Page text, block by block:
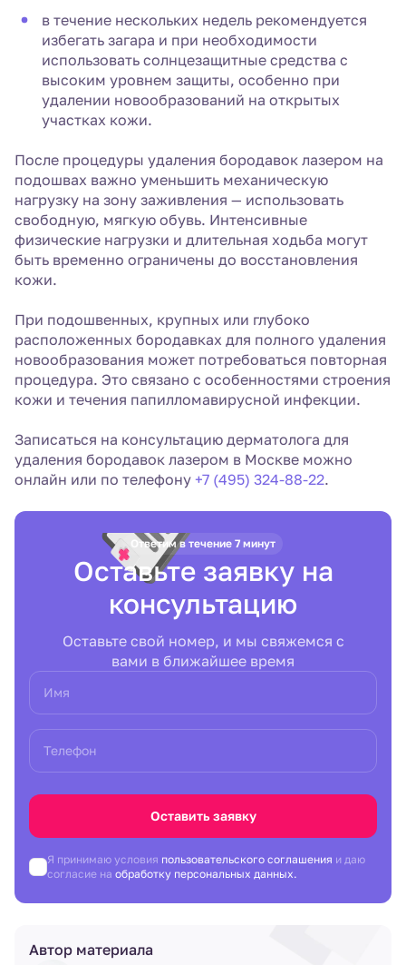
в течение нескольких недель рекомендуется
избегать загара и при необходимости
использовать солнцезащитные средства с
высоким уровнем защиты, особенно при
удалении новообразований на открытых
участках кожи.
После процедуры удаления бородавок лазером на
подошвах важно уменьшить механическую
нагрузку на зону заживления — использовать
свободную, мягкую обувь. Интенсивные
физические нагрузки и длительная ходьба могут
быть временно ограничены до восстановления
кожи.
При подошвенных, крупных или глубоко
расположенных бородавках для полного удаления
новообразования может потребоваться повторная
процедура. Это связано с особенностями строения
кожи и течения папилломавирусной инфекции.
Записаться на консультацию дерматолога для
удаления бородавок лазером в Москве можно
онлайн или по телефону +7 (495) 324-88-22.
Ответим в течение 7 минут
Оставьте заявку на
консультацию
Оставьте свой номер, и мы свяжемся с
вами в ближайшее время
Имя
Телефон
Оставить заявку
Я принимаю условия пользовательского соглашения и даю
согласие на обработку персональных данных.
Автор материала